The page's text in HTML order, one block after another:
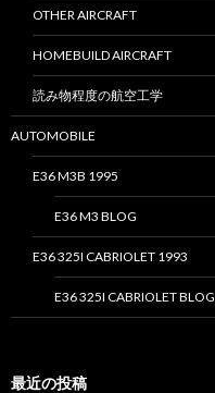
OTHER AIRCRAFT
HOMEBUILD AIRCRAFT
読み物程度の航空工学
AUTOMOBILE
E36 M3B 1995
E36 M3 BLOG
E36 325I CABRIOLET 1993
E36 325I CABRIOLET BLOG
最近の投稿